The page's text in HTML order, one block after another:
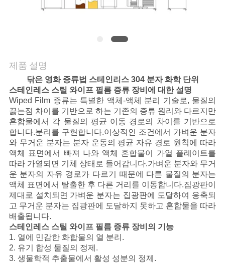
주
세
요
인
용
문
을
요
구
제품 설명
닦은 영화 증류법 스테인리스 304 분자 화학 단위
스테인레스 스틸 와이프 필름 증류 장비에 대한 설명
Wiped Film 증류는 특별한 액체-액체 분리 기술로, 물질의
끓는점 차이를 기반으로 하는 기존의 증류 원리와 다르지만
혼합물에서 각 물질의 평균 이동 경로의 차이를 기반으로
합니다.분리를 구현합니다.이상적인 조건에서 가벼운 분자
와 무거운 분자는 분자 운동의 평균 자유 경로 원칙에 따라
액체 표면에서 빠져 나와 액체 혼합물이 가열 플레이트를
따라 가열되면 기체 상태로 들어갑니다.가벼운 분자와 무거
운 분자의 자유 경로가 다르기 때문에 다른 물질의 분자는
액체 표면에서 탈출한 후 다른 거리를 이동합니다.집광판이
제대로 설치되면 가벼운 분자는 집광판에 도달하여 응축되
고 무거운 분자는 집광판에 도달하지 못하고 혼합물을 따라
배출됩니다.
스테인레스 스틸 와이프 필름 증류 장비의 기능
1. 열에 민감한 화합물의 열 분리.
2. 유기 합성 물질의 정제.
3. 생물학적 추출물에서 활성 성분의 정제.